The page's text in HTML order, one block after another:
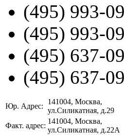
(495) 993-
(495) 993-
(495) 637-
(495) 637-
Юр. Адрес:
141004, Москва,
ул.Силикатная, д.29
Факт. адрес:
141004, Москва,
ул.Силикатная, д.22А